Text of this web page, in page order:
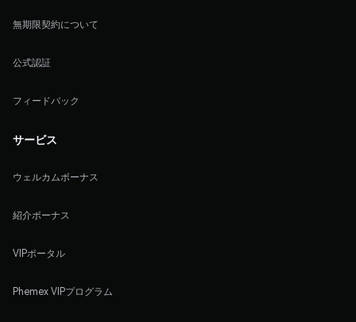
無期限契約について
公式認証
フィードバック
サービス
ウェルカムボーナス
紹介ボーナス
VIPポータル
Phemex VIPプログラム